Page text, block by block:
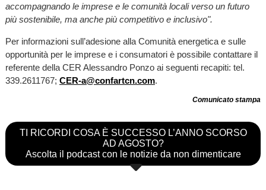
accompagnando le imprese e le comunità locali verso un futuro
più sostenibile, ma anche più competitivo e inclusivo".
Per informazioni sull’adesione alla Comunità energetica e sulle
opportunità per le imprese e i consumatori è possibile contattare il
referente della CER Alessandro Ponzo ai seguenti recapiti: tel.
339.2611767; CER-a@confartcn.com.
Comunicato stampa
TI RICORDI COSA È SUCCESSO L’ANNO SCORSO
AD AGOSTO?
Ascolta il podcast con le notizie da non dimenticare